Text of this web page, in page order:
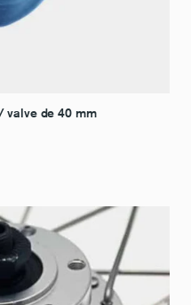
valve de 40 mm